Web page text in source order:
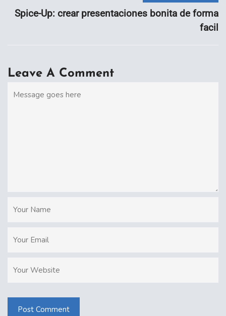
Spice-Up: crear presentaciones bonita de forma
facil
Leave A Comment
Post Comment